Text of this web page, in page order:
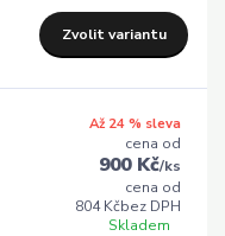
Zvolit variantu
Až 24 % sleva
cena od
900 Kč/ks
cena od
804 Kčbez DPH
Skladem